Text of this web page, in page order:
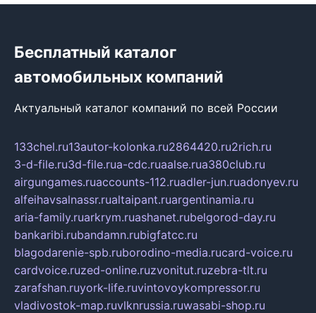
Бесплатный каталог
автомобильных компаний
Актуальный каталог компаний по всей России
133chel.ru13autor-kolonka.ru2864420.ru2rich.ru
3-d-file.ru3d-file.rua-cdc.ruaalse.rua380club.ru
airgungames.ruaccounts-112.ruadler-jun.ruadonyev.ru
alfeihavsalnassr.rualtaipant.ruargentinamia.ru
aria-family.ruarkrym.ruashanet.rubelgorod-day.ru
bankaribi.rubandamn.rubigfatcc.ru
blagodarenie-spb.ruborodino-media.rucard-voice.ru
cardvoice.ruzed-online.ruzvonitut.ruzebra-tlt.ru
zarafshan.ruyork-life.ruvintovoykompressor.ru
vladivostok-map.ruvlknrussia.ruwasabi-shop.ru